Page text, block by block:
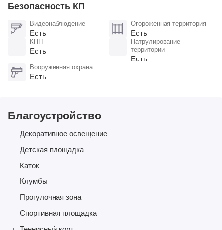
Безопасность КП
Видеонаблюдение
Есть
Огороженная территория
Есть
КПП
Есть
Патрулирование
территории
Есть
Вооруженная охрана
Есть
Благоустройство
Декоративное освещение
Детская площадка
Каток
Клумбы
Прогулочная зона
Спортивная площадка